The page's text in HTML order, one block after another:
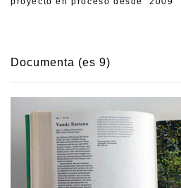
Documenta (es 9)